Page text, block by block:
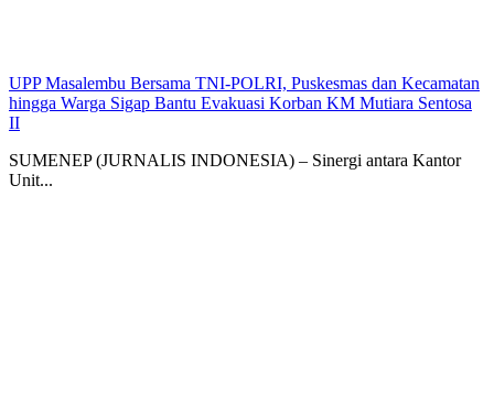
UPP Masalembu Bersama TNI-POLRI, Puskesmas dan Kecamatan
hingga Warga Sigap Bantu Evakuasi Korban KM Mutiara Sentosa
II
SUMENEP (JURNALIS INDONESIA) – Sinergi antara Kantor
Unit...